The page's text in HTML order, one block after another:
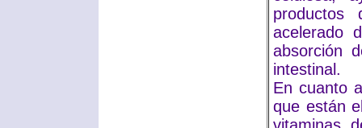
acelerado
absorción
intestinal.
En cuanto
que están
vitaminas